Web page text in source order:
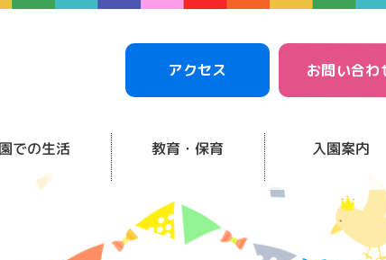
アクセス お問い合わ
園での生活 教育・保育 入園案内